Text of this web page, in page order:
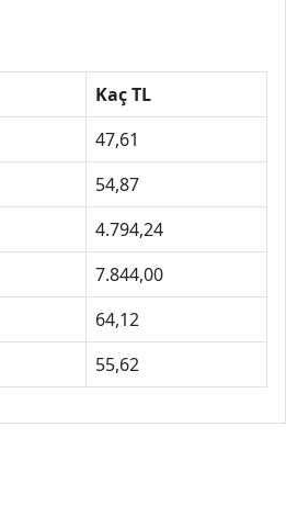
Kaç TL
47,61
54,87
4.794,24
7.844,00
64,12
55,62